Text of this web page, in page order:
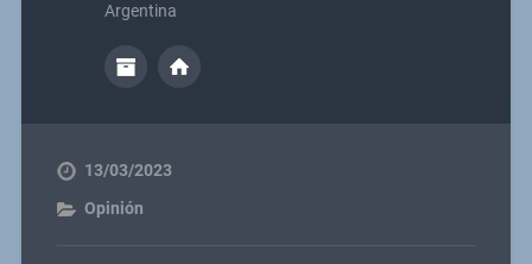
Argentina
13/03/2023
Opinión